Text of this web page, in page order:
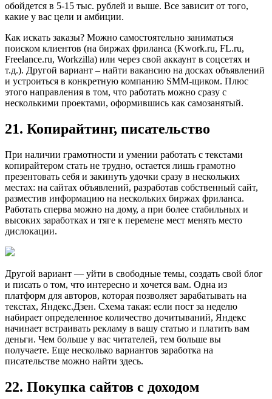
обойдется в 5-15 тыс. рублей и выше. Все зависит от того,
какие у вас цели и амбиции.
Как искать заказы? Можно самостоятельно заниматься
поиском клиентов (на биржах фриланса (Kwork.ru, FL.ru,
Freelance.ru, Workzilla) или через свой аккаунт в соцсетях и
т.д.). Другой вариант – найти вакансию на досках объявлений
и устроиться в конкретную компанию SMM-щиком. Плюс
этого направления в том, что работать можно сразу с
несколькими проектами, оформившись как самозанятый.
21. Копирайтинг, писательство
При наличии грамотности и умении работать с текстами
копирайтером стать не трудно, остается лишь грамотно
презентовать себя и закинуть удочки сразу в нескольких
местах: на сайтах объявлений, разработав собственный сайт,
разместив информацию на нескольких биржах фриланса.
Работать сперва можно на дому, а при более стабильных и
высоких заработках и тяге к перемене мест менять место
дислокации.
Другой вариант — уйти в свободные темы, создать свой блог
и писать о том, что интересно и хочется вам. Одна из
платформ для авторов, которая позволяет зарабатывать на
текстах, Яндекс.Дзен. Схема такая: если пост за неделю
набирает определенное количество дочитываний, Яндекс
начинает встраивать рекламу в вашу статью и платить вам
деньги. Чем больше у вас читателей, тем больше вы
получаете. Еще несколько вариантов заработка на
писательстве можно найти здесь.
22. Покупка сайтов с доходом